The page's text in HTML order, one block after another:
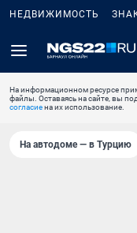
НЕДВИЖИМОСТЬ
На информационном ресурсе
файлы. Оставаясь на сайте, вы
согласиена их использование.
На автодоме — в Турцию